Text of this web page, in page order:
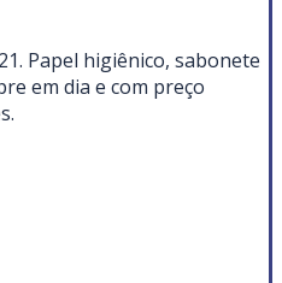
Papel higiênico, sabonete
em dia e com preço